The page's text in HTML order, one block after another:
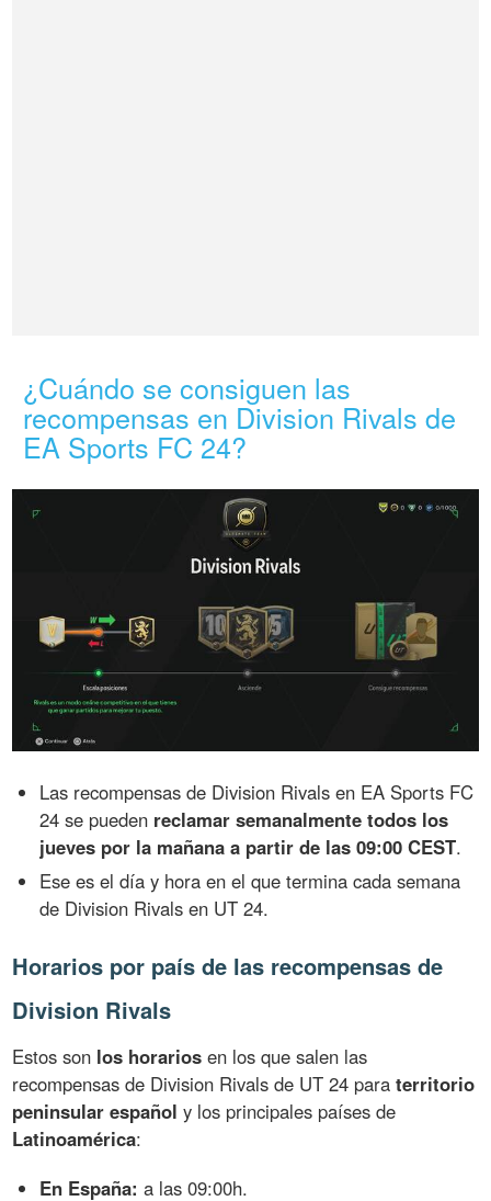
¿Cuándo se consiguen las
recompensas en Division Rivals de
EA Sports FC 24?
Las recompensas de Division Rivals en EA Sports FC
24 se pueden reclamar semanalmente todos los
jueves por la mañana a partir de las 09:00 CEST.
Ese es el día y hora en el que termina cada semana
de Division Rivals en UT 24.
Horarios por país de las recompensas de
Division Rivals
Estos son los horarios en los que salen las
recompensas de Division Rivals de UT 24 paraterritorio
peninsular español y los principales países de
Latinoamérica:
En España: a las 09:00h.